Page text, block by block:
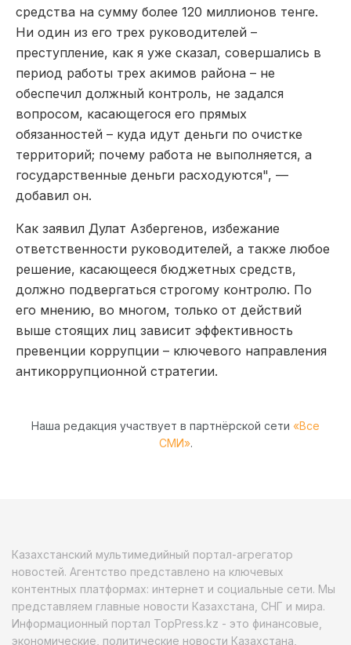
средства на сумму более 120 миллионов тенге.
Ни один из его трех руководителей –
преступление, как я уже сказал, совершались в
период работы трех акимов района – не
обеспечил должный контроль, не задался
вопросом, касающегося его прямых
обязанностей – куда идут деньги по очистке
территорий; почему работа не выполняется, а
государственные деньги расходуются", —
добавил он.
Как заявил Дулат Азбергенов, избежание
ответственности руководителей, а также любое
решение, касающееся бюджетных средств,
должно подвергаться строгому контролю. По
его мнению, во многом, только от действий
выше стоящих лиц зависит эффективность
превенции коррупции – ключевого направления
антикоррупционной стратегии.
Наша редакция участвует в партнёрской сети «Все
СМИ».
Казахстанский мультимедийный портал-агрегатор
новостей. Агентство представлено на ключевых
контентных платформах: интернет и социальные сети. Мы
представляем главные новости Казахстана, СНГ и мира.
Информационный портал TopPress.kz - это финансовые,
экономические, политические новости Казахстана,